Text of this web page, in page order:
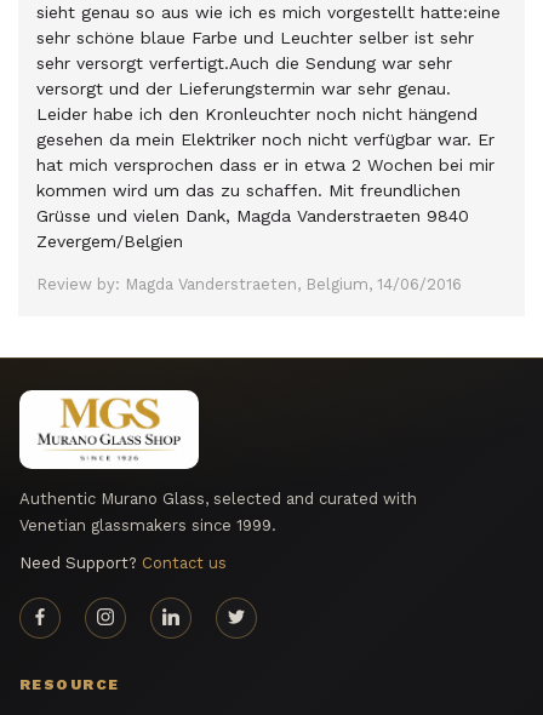
sieht genau so aus wie ich es mich vorgestellt hatte:eine
sehr schöne blaue Farbe und Leuchter selber ist sehr
sehr versorgt verfertigt.Auch die Sendung war sehr
versorgt und der Lieferungstermin war sehr genau.
Leider habe ich den Kronleuchter noch nicht hängend
gesehen da mein Elektriker noch nicht verfügbar war. Er
hat mich versprochen dass er in etwa 2 Wochen bei mir
kommen wird um das zu schaffen. Mit freundlichen
Grüsse und vielen Dank, Magda Vanderstraeten 9840
Zevergem/Belgien
Review by: Magda Vanderstraeten, Belgium, 14/06/2016
Authentic Murano Glass, selected and curated with
Venetian glassmakers since 1999.
Need Support? Contact us
RESOURCE